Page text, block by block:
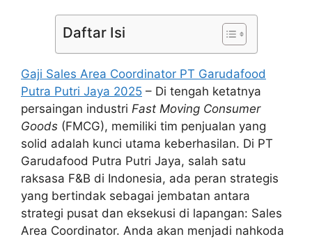
Daftar Isi
Gaji Sales Area Coordinator PT Garudafood
Putra Putri Jaya 2025 – Di tengah ketatnya
persaingan industri Fast Moving Consumer
Goods (FMCG), memiliki tim penjualan yang
solid adalah kunci utama keberhasilan. Di PT
Garudafood Putra Putri Jaya, salah satu
raksasa F&B di Indonesia, ada peran strategis
yang bertindak sebagai jembatan antara
strategi pusat dan eksekusi di lapangan: Sales
Area Coordinator. Anda akan menjadi nahkoda